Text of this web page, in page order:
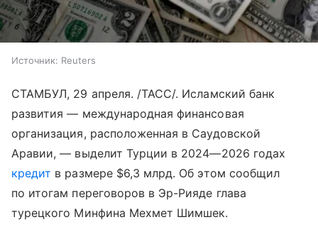
Источник: Reuters
СТАМБУЛ, 29 апреля. /ТАСС/. Исламский банк
развития — международная финансовая
организация, расположенная в Саудовской
Аравии, — выделит Турции в 2024—2026 годах
кредит в размере $6,3 млрд. Об этом сообщил
по итогам переговоров в Эр-Рияде глава
турецкого Минфина Мехмет Шимшек.